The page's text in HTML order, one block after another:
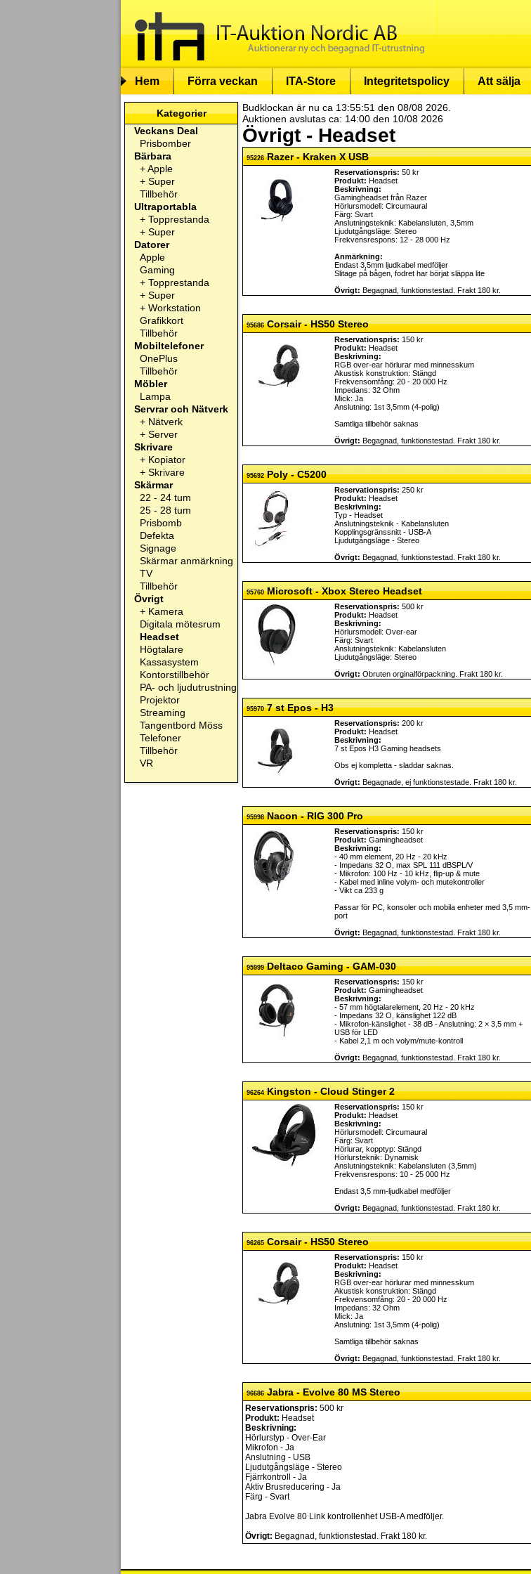
Hem Förra veckan ITA-Store Integritetspolicy Att sälja
Kategorier
Veckans Deal
Prisbomber
Bärbara
+Apple
+ Super
Tillbehör
Ultraportabla
+ Topprestanda
+ Super
Datorer
Apple
Gaming
+ Topprestanda
+ Super
+ Workstation
Grafikkort
Tillbehör
Mobiltelefoner
OnePlus
Tillbehör
Möbler
Lampa
Servrar och Nätverk
+ Nätverk
+ Server
Skrivare
+ Kopiator
+ Skrivare
Skärmar
22 - 24 tum
25 - 28 tum
Prisbomb
Defekta
Signage
Skärmar anmärkning
TV
Tillbehör
Övrigt
+ Kamera
Digitala mötesrum
Headset
Högtalare
Kassasystem
Kontorstillbehör
PA- och ljudutrustning
Projektor
Streaming
Tangentbord Möss
Telefoner
Tillbehör
VR
Budklockan är nu ca 13:55:51 den 08/08 2026.
Auktionen avslutas ca: 14:00 den 10/08 2026
Övrigt - Headset
95226Razer - Kraken X USB
Reservationspris: 50 kr
Produkt: Headset
Beskrivning:
Gamingheadset från Razer
Hörlursmodell: Circumaural
Färg: Svart
Anslutningsteknik: Kabelansluten, 3,5mm
Ljudutgångsläge: Stereo
Frekvensrespons: 12 - 28 000 Hz
Anmärkning:
Endast 3,5mm ljudkabel medföljer
Slitage på bågen, fodret har börjat släppa lite
Övrigt: Begagnad, funktionstestad. Frakt 180 kr.
95686Corsair - HS50 Stereo
Reservationspris: 150 kr
Produkt: Headset
Beskrivning:
RGB over-ear hörlurar med minnesskum
Akustisk konstruktion: Stängd
Frekvensomfång: 20 - 20 000 Hz
Impedans: 32 Ohm
Mick: Ja
Anslutning: 1st 3,5mm (4-polig)
Samtliga tillbehör saknas
Övrigt: Begagnad, funktionstestad. Frakt 180 kr.
95692Poly - C5200
Reservationspris: 250 kr
Produkt: Headset
Beskrivning:
Typ - Headset
Anslutningsteknik - Kabelansluten
Kopplingsgränssnitt - USB-A
Ljudutgångsläge - Stereo
Övrigt: Begagnad, funktionstestad. Frakt 180 kr.
95760Microsoft - Xbox Stereo Headset
Reservationspris: 500 kr
Produkt: Headset
Beskrivning:
Hörlursmodell: Over-ear
Färg: Svart
Anslutningsteknik: Kabelansluten
Ljudutgångsläge: Stereo
Övrigt: Obruten orginalförpackning. Frakt 180 kr.
959707 st Epos - H3
Reservationspris: 200 kr
Produkt: Headset
Beskrivning:
7 st Epos H3 Gaming headsets
Obs ej kompletta - sladdar saknas.
Övrigt: Begagnade, ej funktionstestade. Frakt 180 kr.
95998Nacon - RIG 300 Pro
Reservationspris: 150 kr
Produkt: Gamingheadset
Beskrivning:
- 40 mm element, 20 Hz - 20 kHz
- Impedans 32 O, max SPL 111 dBSPL/V
- Mikrofon: 100 Hz - 10 kHz, flip-up & mute
- Kabel med inline volym- och mutekontroller
- Vikt ca 233 g
Passar för PC, konsoler och mobila enheter med 3,5 mm-
port
Övrigt: Begagnad, funktionstestad. Frakt 180 kr.
95999Deltaco Gaming - GAM-030
Reservationspris: 150 kr
Produkt: Gamingheadset
Beskrivning:
- 57 mm högtalarelement, 20 Hz - 20 kHz
- Impedans 32 O, känslighet 122 dB
- Mikrofon-känslighet - 38 dB - Anslutning: 2 × 3,5 mm +
USB för LED
- Kabel 2,1 m och volym/mute-kontroll
Övrigt: Begagnad, funktionstestad. Frakt 180 kr.
96264Kingston - Cloud Stinger 2
Reservationspris: 150 kr
Produkt: Headset
Beskrivning:
Hörlursmodell: Circumaural
Färg: Svart
Hörlurar, kopptyp: Stängd
Hörlursteknik: Dynamisk
Anslutningsteknik: Kabelansluten (3,5mm)
Frekvensrespons: 10 - 25 000 Hz
Endast 3,5 mm-ljudkabel medföljer
Övrigt: Begagnad, funktionstestad. Frakt 180 kr.
96265Corsair - HS50 Stereo
Reservationspris: 150 kr
Produkt: Headset
Beskrivning:
RGB over-ear hörlurar med minnesskum
Akustisk konstruktion: Stängd
Frekvensomfång: 20 - 20 000 Hz
Impedans: 32 Ohm
Mick: Ja
Anslutning: 1st 3,5mm (4-polig)
Samtliga tillbehör saknas
Övrigt: Begagnad, funktionstestad. Frakt 180 kr.
96686Jabra - Evolve 80 MS Stereo
Reservationspris: 500 kr
Produkt: Headset
Beskrivning:
Hörlurstyp - Over-Ear
Mikrofon - Ja
Anslutning - USB
Ljudutgångsläge - Stereo
Fjärrkontroll - Ja
Aktiv Brusreducering - Ja
Färg - Svart
Jabra Evolve 80 Link kontrollenhet USB-A medföljer.
Övrigt: Begagnad, funktionstestad. Frakt 180 kr.